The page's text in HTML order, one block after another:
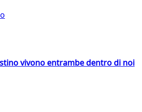
vivono entrambe dentro di noi